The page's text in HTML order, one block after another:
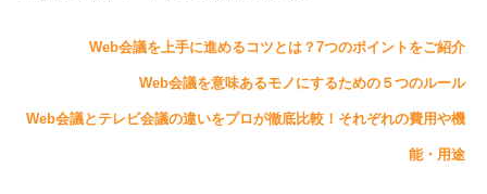
Web会議を上手に進めるコツとは？7つのポイントをご紹介
Web会議を意味あるモノにするための５つのルール
Web会議とテレビ会議の違いをプロが徹底比較！それぞれの費用や機
能・用途